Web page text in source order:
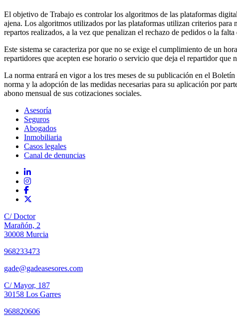
El objetivo de Trabajo es controlar los algoritmos de las plataformas
ajena. Los algoritmos utilizados por las plataformas utilizan criterios
repartos realizados, a la vez que penalizan el rechazo de pedidos o la
Este sistema se caracteriza por que no se exige el cumplimiento de un
repartidores que acepten ese horario o servicio que deja el repartidor que
La norma entrará en vigor a los tres meses de su publicación en el
norma y la adopción de las medidas necesarias para su aplicación por
abono mensual de sus cotizaciones sociales.
Asesoría
Seguros
Abogados
Inmobiliaria
Casos legales
Canal de denuncias
C/ Doctor
Marañón, 2
30008 Murcia
968233473
gade@gadeasesores.com
C/ Mayor, 187
30158 Los Garres
968820606